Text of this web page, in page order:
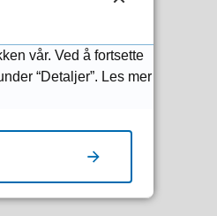
vår. Ved å fortsette
“Detaljer”. Les mer